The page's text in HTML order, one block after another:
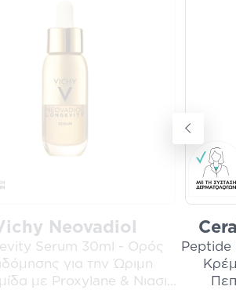
Neovadiol
Serum 30ml - Ορός
για την Ώριμη
με Proxylane & Νιασι
Peptide